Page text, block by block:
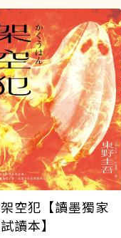
架空犯【讀墨獨家
試讀本】